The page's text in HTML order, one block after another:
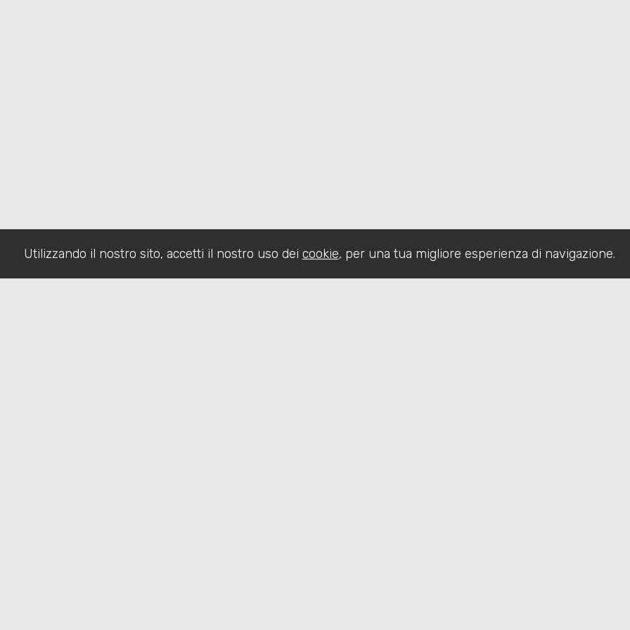
Utilizzando il nostro sito, accetti il nostro uso dei cookie, per una tua migliore esperienza di navigazione.